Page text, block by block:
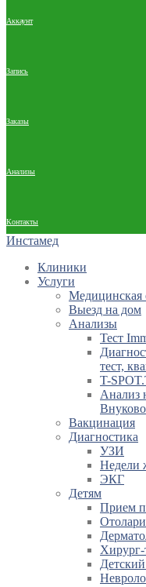
Аккаунт
Запись
Заказы
Анализы
Контакты
Инстамед
Клиники
Услуги
Медицинская
Выезд на дом
Анализы
Тест
тест,
T-
Анализ
Внуково
Вакцинация
Диагностика
УЗИ
Недели
ЭКГ
Детям
Прием
Хирург-